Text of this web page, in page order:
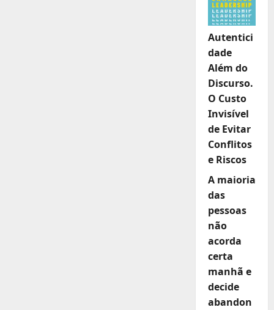
Autentici
dade
Além do
Discurso.
O Custo
Invisível
de Evitar
Conflitos
e Riscos
A maioria
das
pessoas
não
acorda
certa
manhã e
decide
abandon